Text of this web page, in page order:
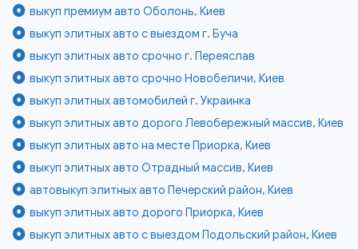
выкуп премиум авто Оболонь, Киев
выкуп элитных авто с выездом г. Буча
выкуп элитных авто срочно г. Переяслав
выкуп элитных авто срочно Новобеличи, Киев
выкуп элитных автомобилей г. Украинка
выкуп элитных авто дорого Левобережный массив, Киев
выкуп элитных авто на месте Приорка, Киев
выкуп элитных авто Отрадный массив, Киев
автовыкуп элитных авто Печерский район, Киев
выкуп элитных авто дорого Приорка, Киев
выкуп элитных авто с выездом Подольский район, Киев